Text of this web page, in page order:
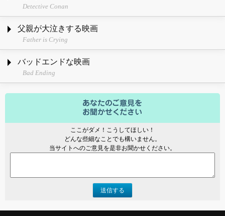
Detective Conan
父親が大泣きする映画
Father is Crying
バッドエンドな映画
Bad Ending
ここがダメ！こうしてほしい！
どんな些細なことでも構いません。
当サイトへのご意見を是非お聞かせください。
送信する